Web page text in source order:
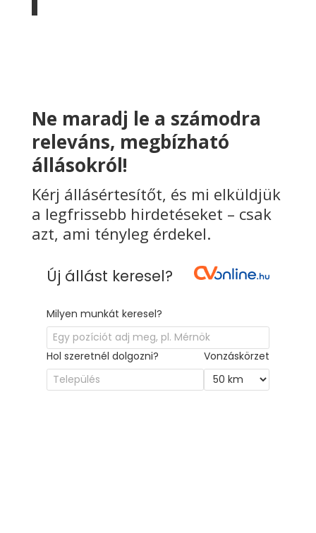
Ne maradj le a számodra
releváns, megbízható
állásokról!
Kérj állásértesítőt, és mi elküldjük
a legfrissebb hirdetéseket – csak
azt, ami tényleg érdekel.